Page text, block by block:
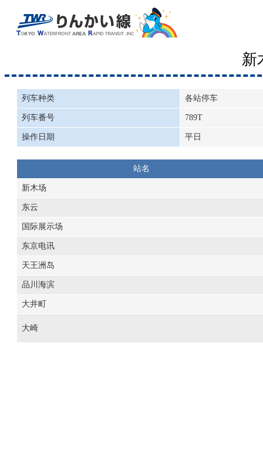
新
列车种类 各站停车
列车番号 789T
操作日期 平日
站名
新木场
东云
国际展示场
东京电讯
天王洲岛
品川海滨
大井町
大崎